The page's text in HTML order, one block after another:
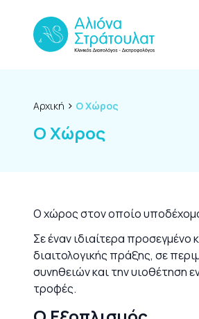
Αρχική › Ο Χώρος
Ο Χώρος
Οχώρος στον οποίο
Σε έναν ιδιαίτερα
διαιτολογικής πράξης, σε
συνηθειών και την υιοθέτηση
τροφές.